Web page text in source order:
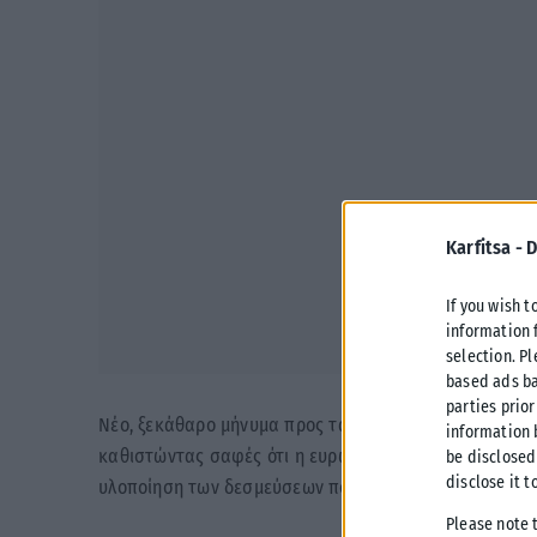
Karfitsa -
If you wish
information
selection.
based ads
parties
information
be
disclose it
Please note
Νέο, ξεκάθαρο μήνυμα προς τα Σκόπια έστειλε ο
καθιστώντας σαφές ότι η ευρωπαϊκή πορεία της
υλοποίηση των δεσμεύσεων που έχουν ήδη